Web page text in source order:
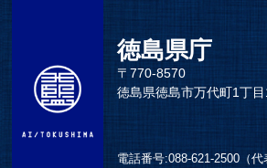
徳島県庁
〒770-8570
徳島県徳島市万代町1丁
電話番号:088-621-2500（代